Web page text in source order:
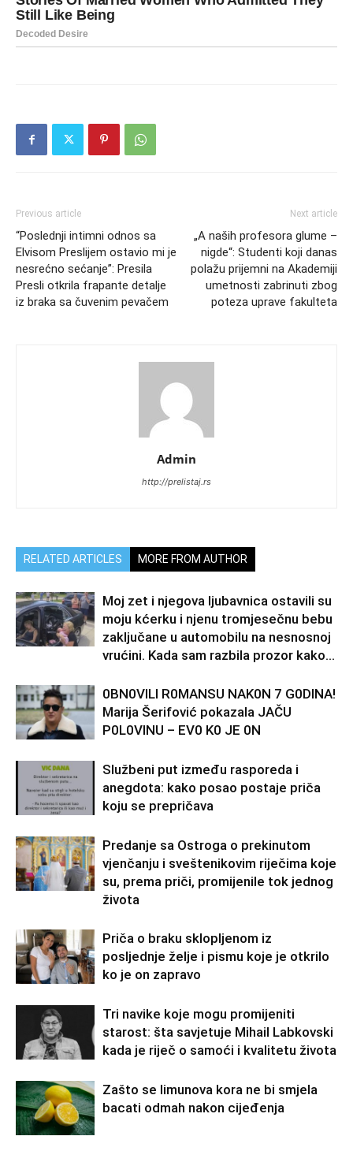
Previous article
“Poslednji intimni odnos sa
Elvisom Preslijem ostavio mi je
nesrećno sećanje”: Presila
Presli otkrila frapante detalje
iz braka sa čuvenim pevačem
Next article
„A naših profesora glume –
nigde“: Studenti koji danas
polažu prijemni na Akademiji
umetnosti zabrinuti zbog
poteza uprave fakulteta
Admin
http://prelistaj.rs
RELATED ARTICLES MORE FROM AUTHOR
Moj zet i njegova ljubavnica ostavili su
moju kćerku i njenu tromjesečnu bebu
zaključane u automobilu na nesnosnoj
vrućini. Kada sam razbila prozor kako...
0BN0VlLl R0MANSU NAK0N 7 G0DlNA!
Marija Šerifović pokazala JAČU
P0L0VINU – EV0 K0 JE 0N
Službeni put između rasporeda i
anegdota: kako posao postaje priča
koju se prepričava
Predanje sa Ostroga o prekinutom
vjenčanju i sveštenikovim riječima koje
su, prema priči, promijenile tok jednog
života
Priča o braku sklopljenom iz
posljednje želje i pismu koje je otkrilo
ko je on zapravo
Tri navike koje mogu promijeniti
starost: šta savjetuje Mihail Labkovski
kada je riječ o samoći i kvalitetu života
Zašto se limunova kora ne bi smjela
bacati odmah nakon cijeđenja